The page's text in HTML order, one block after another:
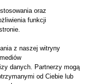
aluminiową
wytrzymałość i
oraz
funkcji
z naszej witryny
danych. Partnerzy mogą
od Ciebie lub